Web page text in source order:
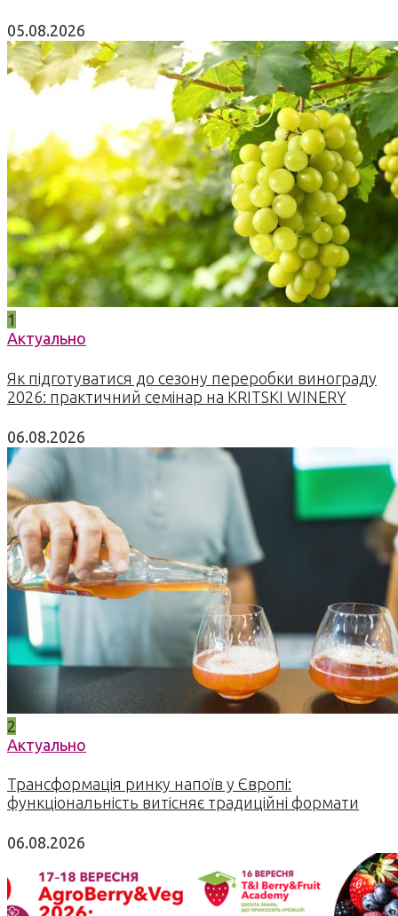
05.08.2026
1
Актуально
Як підготуватися до сезону переробки винограду
2026: практичний семінар на KRITSKI WINERY
06.08.2026
2
Актуально
Трансформація ринку напоїв у Європі:
функціональність витісняє традиційні формати
06.08.2026